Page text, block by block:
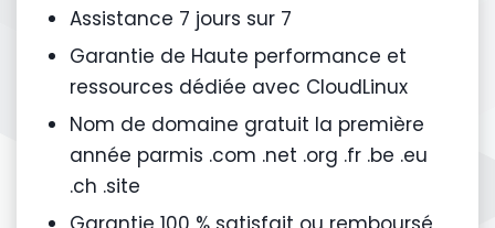
Assistance 7 jours sur 7
Garantie de Haute performance et
ressources dédiée avec CloudLinux
Nom de domaine gratuit la première
année parmis .com .net .org .fr .be .eu
.ch .site